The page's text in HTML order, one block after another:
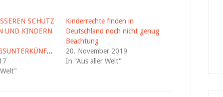
SCHUTZ
UND KINDERN
FLÜCHTLINGSUNTERKÜNFTEN
Kinderrechte finden in
Deutschland noch nicht genug
Beachtung
20. November 2019
In "Aus aller Welt"